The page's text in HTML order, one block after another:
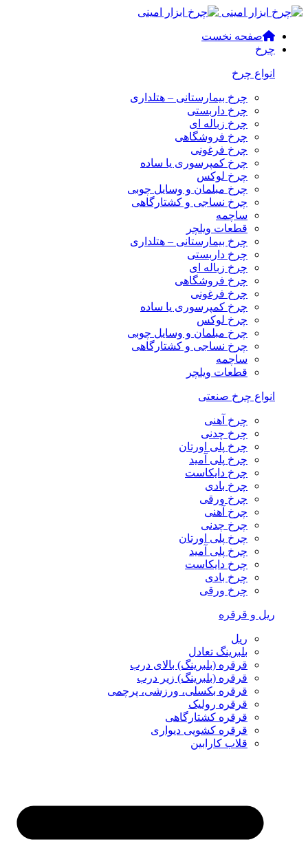
صفحه نخست
چرخ
انواع چرخ
چرخ بیمارستانی – هتلداری
چرخ داربستی
چرخ زباله ای
چرخ فروشگاهی
چرخ فرغونی
چرخ کمپرسوری یا ساده
چرخ لوکس
چرخ مبلمان و وسایل چوبی
چرخ نساجی و کشتارگاهی
ساچمه
قطعات ویلچر
چرخ بیمارستانی – هتلداری
چرخ داربستی
چرخ زباله ای
چرخ فروشگاهی
چرخ فرغونی
چرخ کمپرسوری یا ساده
چرخ لوکس
چرخ مبلمان و وسایل چوبی
چرخ نساجی و کشتارگاهی
ساچمه
قطعات ویلچر
انواع چرخ صنعتی
چرخ آهنی
چرخ چدنی
چرخ پلی اورتان
چرخ پلی آمید
چرخ دایکاست
چرخ بادی
چرخ ورقی
چرخ آهنی
چرخ چدنی
چرخ پلی اورتان
چرخ پلی آمید
چرخ دایکاست
چرخ بادی
چرخ ورقی
ریل و قرقره
ریل
بلبرینگ تعادل
قرقره (بلبرینگ) بالای درب
قرقره (بلبرینگ) زیر درب
قرقره بکسلی، ورزشی، پرچمی
قرقره رولیک
قرقره کشتارگاهی
قرقره کشویی دیواری
قلاب کارابین